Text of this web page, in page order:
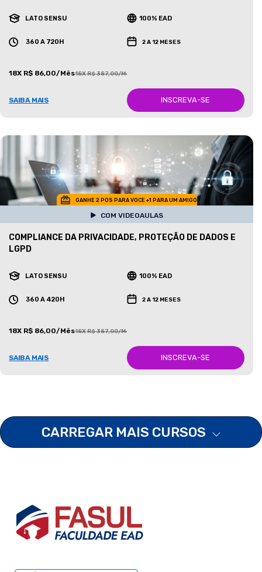
LATO SENSU 100% EAD
360 A 720H 2 A 12 MESES
18X R$ 86,00/Mês18X R$ 387,00/Mês
SAIBA MAIS INSCREVA-SE
GANHE 2 POS PARA VOCE +1 PARA UM AMIGO
COM VIDEOAULAS
COMPLIANCE DA PRIVACIDADE, PROTEÇÃO DE DADOS E
LGPD
LATO SENSU 100% EAD
360 A 420H 2 A 12 MESES
18X R$ 86,00/Mês18X R$ 387,00/Mês
SAIBA MAIS INSCREVA-SE
CARREGAR MAIS CURSOS